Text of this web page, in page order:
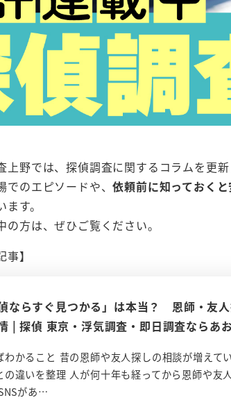
上野では、探偵調査に関するコラムを更新
でのエピソードや、依頼前に知っておく
す。
の方は、ぜひご覧ください。
事】
偵ならすぐ見つかる」は本当？ 恩師・友
| 探偵 東京・浮気調査・即日調査ならあ
わかること 昔の恩師や友人探しの相談が増えて
の違いを整理 人が何十年も経ってから恩師や友
があ…